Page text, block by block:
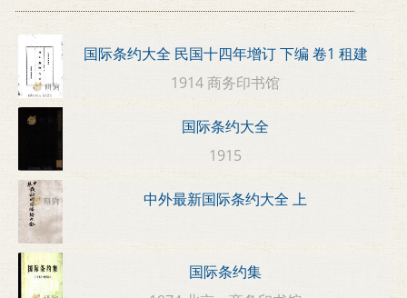
国际条约大全 民国十四年增订 下编 卷1 租建
1914 商务印书馆
国际条约大全
1915
中外最新国际条约大全 上
国际条约集